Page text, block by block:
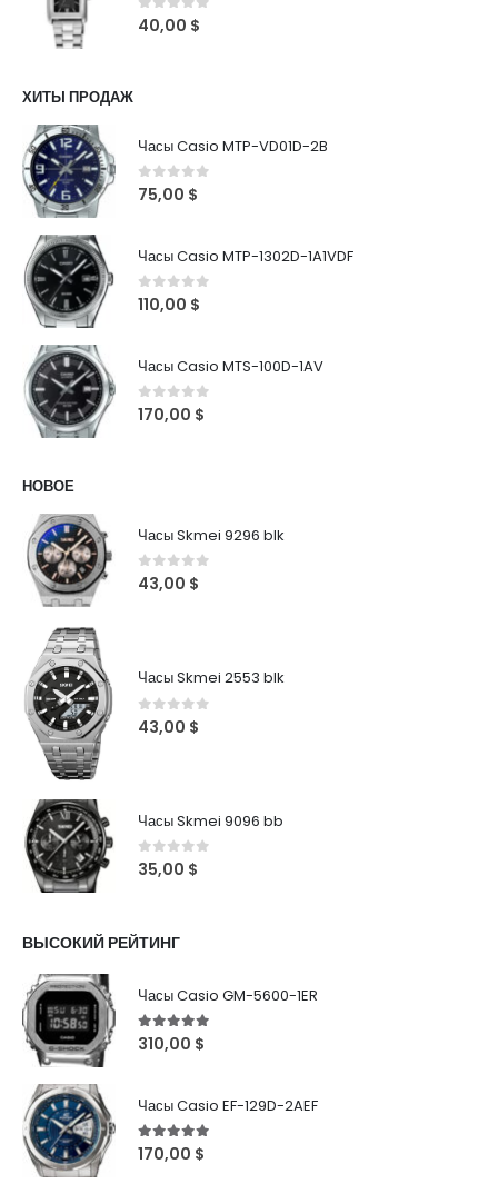
0 out of 5
40,00 $
ХИТЫ ПРОДАЖ
Часы Casio MTP-VD01D-2B
0out of 5
75,00 $
Часы Casio MTP-1302D-1A1VDF
0out of 5
110,00 $
Часы Casio MTS-100D-1AV
0out of 5
170,00 $
НОВОЕ
Часы Skmei 9296 blk
0 out of 5
43,00 $
Часы Skmei 2553 blk
0 out of 5
43,00 $
Часы Skmei 9096 bb
0out of 5
35,00 $
ВЫСОКИЙ РЕЙТИНГ
Часы Casio GM-5600-1ER
5out of 5
310,00 $
Часы Casio EF-129D-2AEF
5out of 5
170,00 $